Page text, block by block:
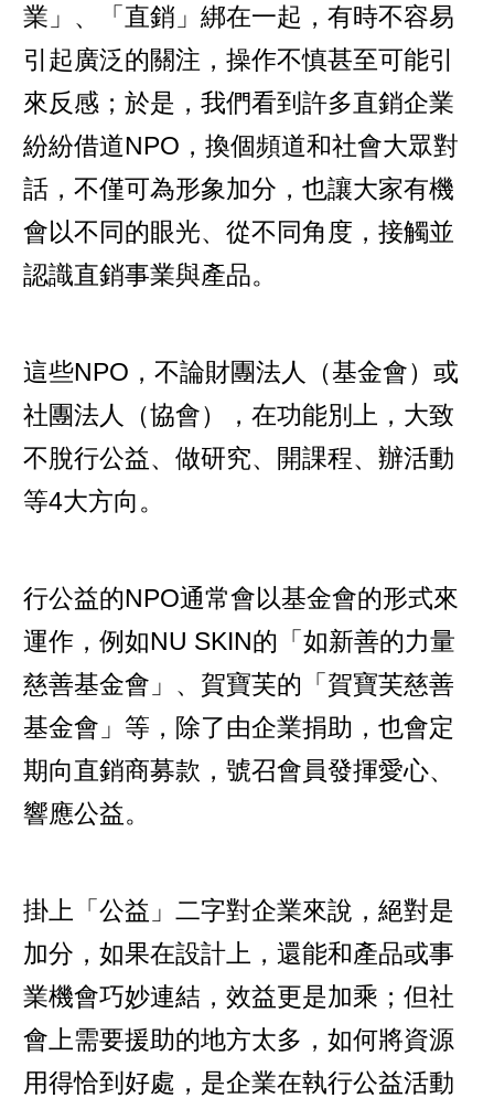
業」、「直銷」綁在一起，有時不容易
引起廣泛的關注，操作不慎甚至可能引
來反感；於是，我們看到許多直銷企業
紛紛借道NPO，換個頻道和社會大眾對
話，不僅可為形象加分，也讓大家有機
會以不同的眼光、從不同角度，接觸並
認識直銷事業與產品。
這些NPO，不論財團法人（基金會）或
社團法人（協會），在功能別上，大致
不脫行公益、做研究、開課程、辦活動
等4大方向。
行公益的NPO通常會以基金會的形式來
運作，例如NU SKIN的「如新善的力量
慈善基金會」、賀寶芙的「賀寶芙慈善
基金會」等，除了由企業捐助，也會定
期向直銷商募款，號召會員發揮愛心、
響應公益。
掛上「公益」二字對企業來說，絕對是
加分，如果在設計上，還能和產品或事
業機會巧妙連結，效益更是加乘；但社
會上需要援助的地方太多，如何將資源
用得恰到好處，是企業在執行公益活動